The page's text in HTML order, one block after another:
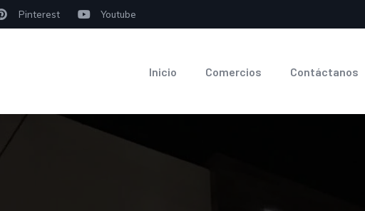
Pinterest Youtube
Inicio Comercios Contáctanos